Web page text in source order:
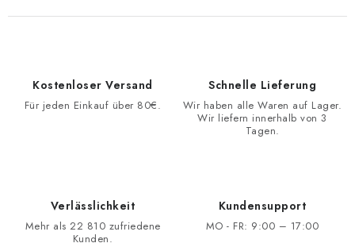
Kostenloser Versand
Für jeden Einkauf über 80€.
Schnelle Lieferung
Wir haben alle Waren auf Lager.
Wir liefern innerhalb von 3
Tagen.
Verlässlichkeit
Mehr als 22 810 zufriedene
Kunden.
Kundensupport
MO - FR: 9:00 – 17:00